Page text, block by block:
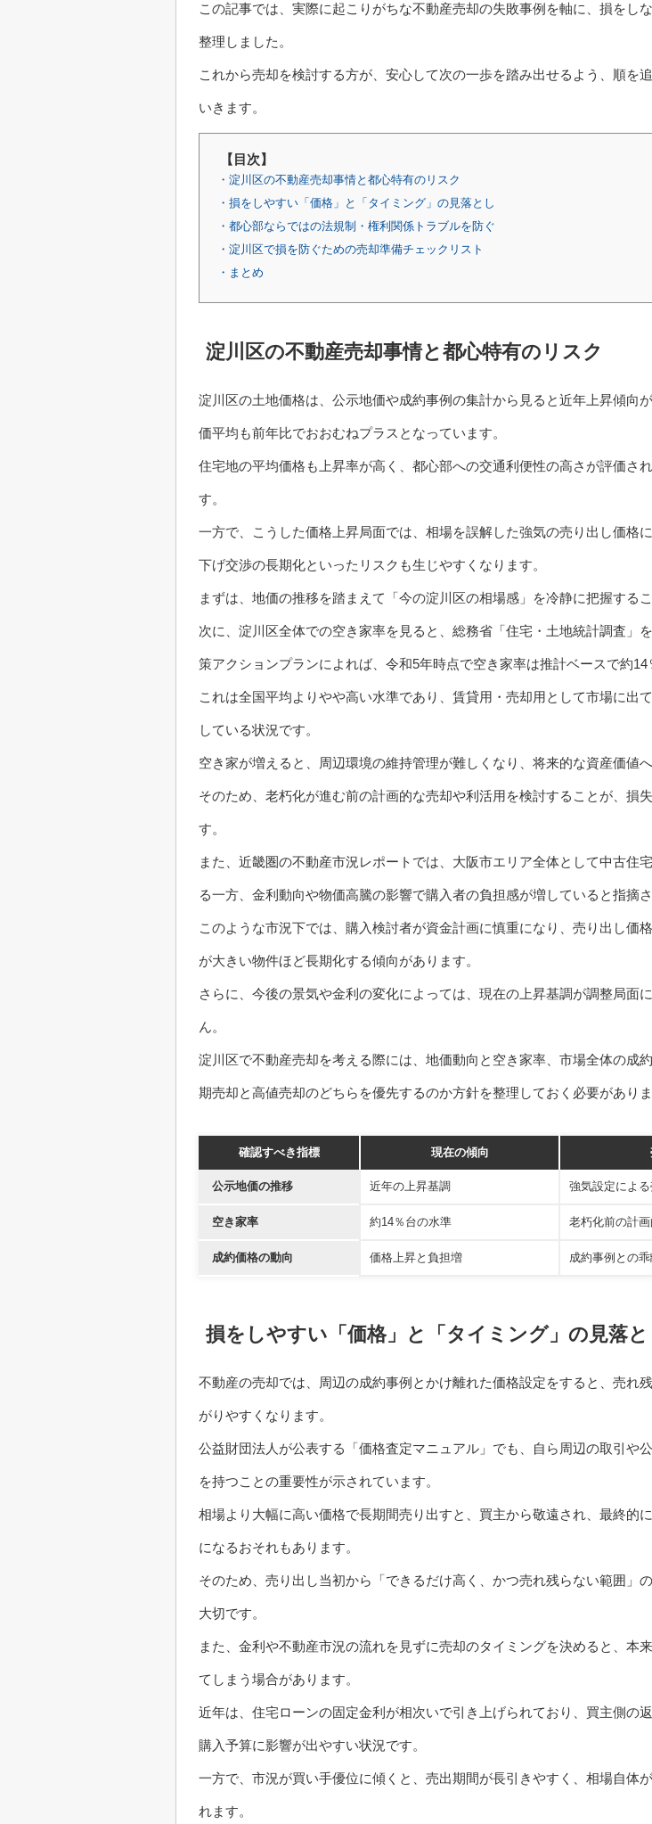
この記事では、実際に起こりがちな不動産売却の失敗事例を軸に、損をし
整理しました。
これから売却を検討する方が、安心して次の一歩を踏み出せるよう、順を
いきます。
【目次】
・淀川区の不動産売却事情と都心特有のリスク
・損をしやすい「価格」と「タイミング」の見落とし
・都心部ならではの法規制・権利関係トラブルを防ぐ
・淀川区で損を防ぐための売却準備チェックリスト
・まとめ
淀川区の不動産売却事情と都心特有のリスク
淀川区の土地価格は、公示地価や成約事例の集計から見ると近年上昇傾向
価平均も前年比でおおむねプラスとなっています。
住宅地の平均価格も上昇率が高く、都心部への交通利便性の高さが評価さ
す。
一方で、こうした価格上昇局面では、相場を誤解した強気の売り出し価格
下げ交渉の長期化といったリスクも生じやすくなります。
まずは、地価の推移を踏まえて「今の淀川区の相場感」を冷静に把握するこ
次に、淀川区全体での空き家率を見ると、総務省「住宅・土地統計調査」
策アクションプランによれば、令和5年時点で空き家率は推計ベースで約14
これは全国平均よりやや高い水準であり、賃貸用・売却用として市場に出
している状況です。
空き家が増えると、周辺環境の維持管理が難しくなり、将来的な資産価値
そのため、老朽化が進む前の計画的な売却や利活用を検討することが、損
す。
また、近畿圏の不動産市況レポートでは、大阪市エリア全体として中古住
る一方、金利動向や物価高騰の影響で購入者の負担感が増していると指摘さ
このような市況下では、購入検討者が資金計画に慎重になり、売り出し価
が大きい物件ほど長期化する傾向があります。
さらに、今後の景気や金利の変化によっては、現在の上昇基調が調整局面
ん。
淀川区で不動産売却を考える際には、地価動向と空き家率、市場全体の成
期売却と高値売却のどちらを優先するのか方針を整理しておく必要がありま
確認すべき指標 現在の傾向
公示地価の推移 近年の上昇基調 強気設定による
空き家率 約14％台の水準 老朽化前の計
成約価格の動向 価格上昇と負担増 成約事例との
損をしやすい「価格」と「タイミング」の見落と
不動産の売却では、周辺の成約事例とかけ離れた価格設定をすると、売れ
がりやすくなります。
公益財団法人が公表する「価格査定マニュアル」でも、自ら周辺の取引や
を持つことの重要性が示されています。
相場より大幅に高い価格で長期間売り出すと、買主から敬遠され、最終的
になるおそれもあります。
そのため、売り出し当初から「できるだけ高く、かつ売れ残らない範囲」
大切です。
また、金利や不動産市況の流れを見ずに売却のタイミングを決めると、本
てしまう場合があります。
近年は、住宅ローンの固定金利が相次いで引き上げられており、買主側の
購入予算に影響が出やすい状況です。
一方で、市況が買い手優位に傾くと、売出期間が長引きやすく、相場自体
れます。